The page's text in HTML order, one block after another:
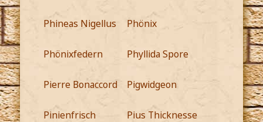
Phineas Nigellus Phönix
Phönixfedern Phyllida Spore
Pierre Bonaccord Pigwidgeon
Pinienfrisch Pius Thicknesse